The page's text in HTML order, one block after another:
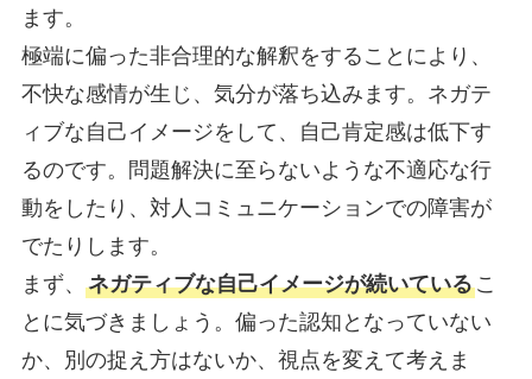
ます。
極端に偏った非合理的な解釈をすることにより、
不快な感情が生じ、気分が落ち込みます。ネガテ
ィブな自己イメージをして、自己肯定感は低下す
るのです。問題解決に至らないような不適応な行
動をしたり、対人コミュニケーションでの障害が
でたりします。
まず、 ネガティブな自己イメージが続いているこ
とに気づきましょう。偏った認知となっていない
か、別の捉え方はないか、視点を変えて考えま